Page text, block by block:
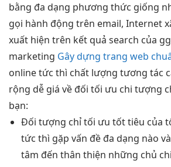
bằng đa dạng phương thức giống
gọi hành động trên email, Internet
xuất hiện trên kết quả search của
marketing Gây dựng trang web
onlinetức thì chất lượng tương tác
rộng dễ giá về đối tối ưu chi tượng
bạn:
Đối tượng chỉtối ưu tốttiêu của
tức thì gặp vấn đề đa dạng nào và
tâm đến thân thiện những chủ